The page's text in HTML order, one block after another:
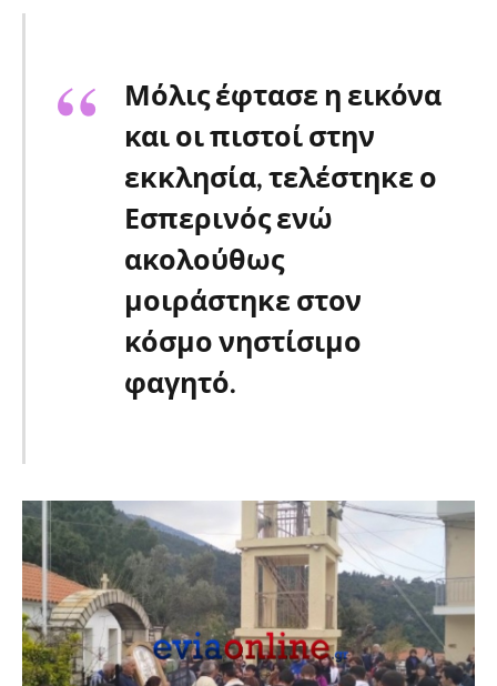
Μόλις έφτασε η εικόνα
και οι πιστοί στην
εκκλησία, τελέστηκε ο
Εσπερινός ενώ
ακολούθως
μοιράστηκε στον
κόσμο νηστίσιμο
φαγητό.